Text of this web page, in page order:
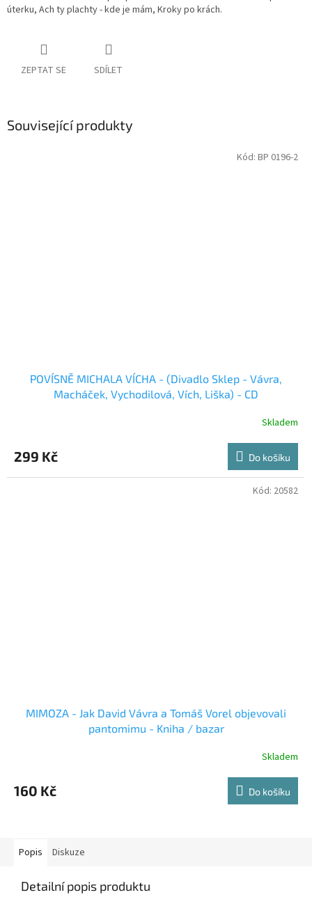
úterku, Ach ty plachty - kde je mám, Kroky po krách.
ZEPTAT SE SDÍLET
Související produkty
POVÍSNĚ MICHALA VÍCHA - (Divadlo Sklep - Vávra,
Macháček, Vychodilová, Vích, Liška) - CD
Skladem
299 Kč Do košíku
Kód: BP 0196-2
MIMOZA - Jak David Vávra a Tomáš Vorel objevovali
pantomimu - Kniha / bazar
Skladem
160 Kč Do košíku
Kód: 20582
Popis Diskuze
Detailní popis produktu